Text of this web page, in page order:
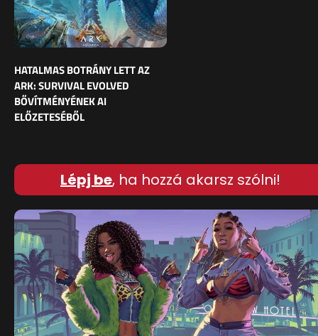
HATALMAS BOTRÁNY LETT AZ
ARK: SURVIVAL EVOLVED
BŐVÍTMÉNYÉNEK AI
ELŐZETESÉBŐL
Lépj be, ha hozzá akarsz szólni!